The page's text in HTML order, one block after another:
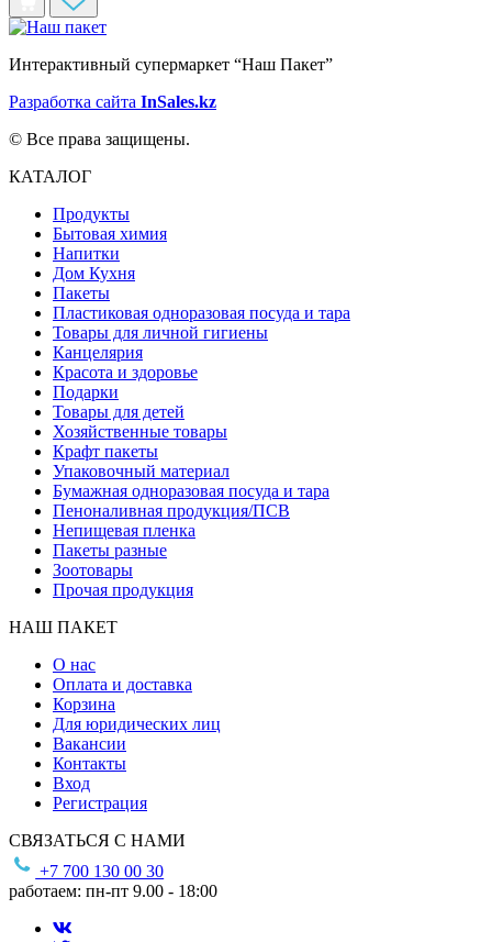
Интерактивный супермаркет “Наш Пакет”
Разработка сайта InSales.kz
© Все права защищены.
КАТАЛОГ
Продукты
Бытовая химия
Напитки
Дом Кухня
Пакеты
Пластиковая одноразовая посуда и тара
Товары для личной гигиены
Канцелярия
Красота и здоровье
Подарки
Товары для детей
Хозяйственные товары
Крафт пакеты
Упаковочный материал
Бумажная одноразовая посуда и тара
Пеноналивная продукция/ПСВ
Непищевая пленка
Пакеты разные
Зоотовары
Прочая продукция
НАШ ПАКЕТ
О нас
Оплата и доставка
Корзина
Для юридических лиц
Вакансии
Контакты
Вход
Регистрация
СВЯЗАТЬСЯ С НАМИ
+7 700 130 00 30
работаем: пн-пт 9.00 - 18:00